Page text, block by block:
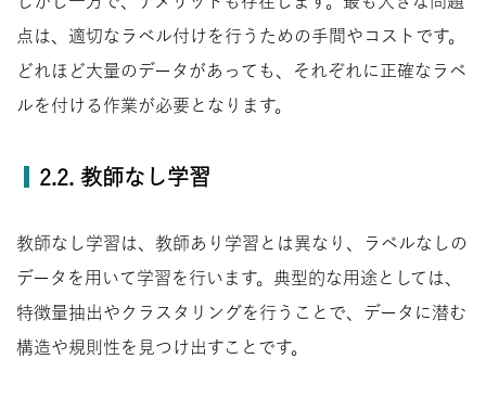
点は、適切なラベル付けを行うための手間やコストです。
どれほど大量のデータがあっても、それぞれに正確なラベ
ルを付ける作業が必要となります。
2.2. 教師なし学習
教師なし学習は、教師あり学習とは異なり、ラベルなしの
データを用いて学習を行います。典型的な用途としては、
特徴量抽出やクラスタリングを行うことで、データに潜む
構造や規則性を見つけ出すことです。